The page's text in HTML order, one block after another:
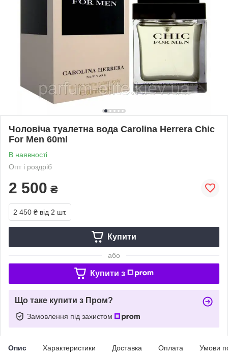
Чоловіча туалетна вода Carolina Herrera Chic
For Men 60ml
В наявності
Опт і роздріб
2 500 ₴
2 450 ₴ від 2 шт.
Купити
або
Купити з
Що таке купити з Пром?
Замовлення під захистом
Опис Характеристики Доставка Оплата Умови